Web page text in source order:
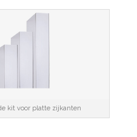
kit voor platte zijkanten